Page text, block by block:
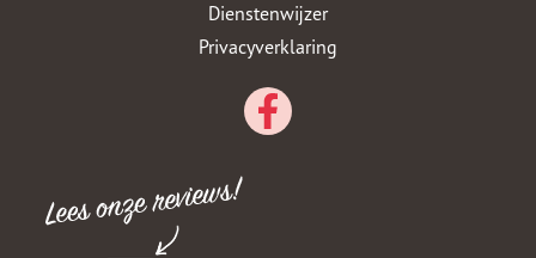
Dienstenwijzer
Privacyverklaring